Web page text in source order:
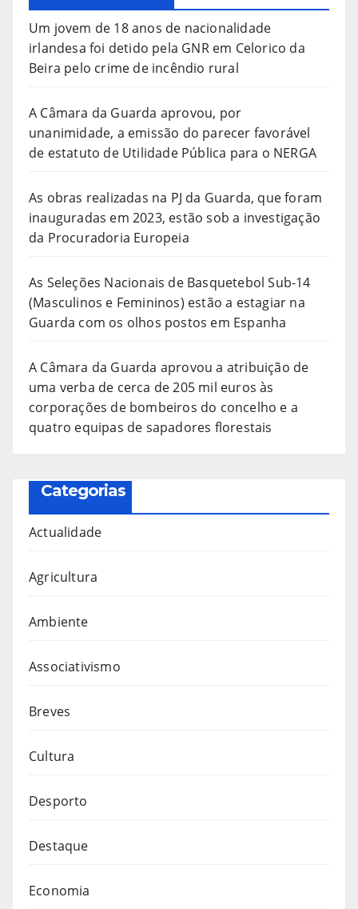
Um jovem de 18 anos de nacionalidade
irlandesa foi detido pela GNR em Celorico da
Beira pelo crime de incêndio rural
A Câmara da Guarda aprovou, por
unanimidade, a emissão do parecer favorável
de estatuto de Utilidade Pública para o NERGA
As obras realizadas na PJ da Guarda, que foram
inauguradas em 2023, estão sob a investigação
da Procuradoria Europeia
As Seleções Nacionais de Basquetebol Sub-14
(Masculinos e Femininos) estão a estagiar na
Guarda com os olhos postos em Espanha
A Câmara da Guarda aprovou a atribuição de
uma verba de cerca de 205 mil euros às
corporações de bombeiros do concelho e a
quatro equipas de sapadores florestais
Categorias
Actualidade
Agricultura
Ambiente
Associativismo
Breves
Cultura
Desporto
Destaque
Economia